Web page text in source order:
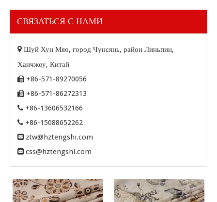
СВЯЗАТЬСЯ С НАМИ
 Шуй Хун Мяо, город Чунсянь, район Линьпин,
Ханчжоу, Китай
 +86-571-89270056
 +86-571-86272313
 +86-13606532166
 +86-15088652262
 ztw@hztengshi.com
 css@hztengshi.com